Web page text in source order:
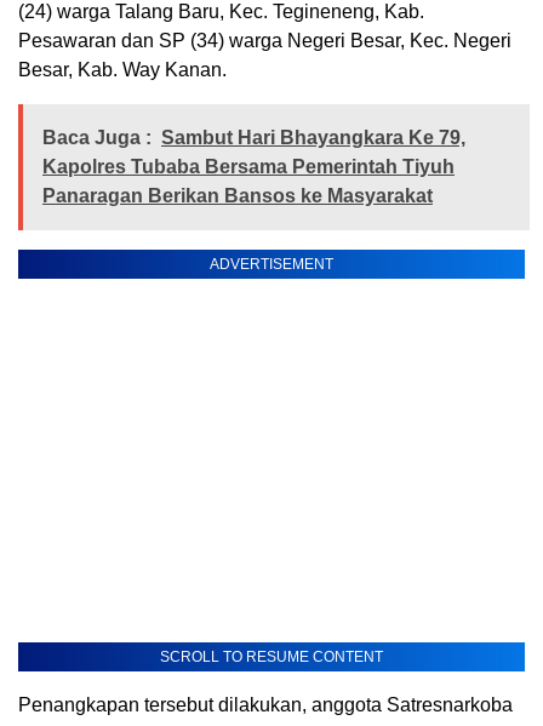
(24) warga Talang Baru, Kec. Tegineneng, Kab.
Pesawaran dan SP (34) warga Negeri Besar, Kec. Negeri
Besar, Kab. Way Kanan.
Baca Juga : Sambut Hari Bhayangkara Ke 79,
Kapolres Tubaba Bersama Pemerintah Tiyuh
Panaragan Berikan Bansos ke Masyarakat
ADVERTISEMENT
SCROLL TO RESUME CONTENT
Penangkapan tersebut dilakukan, anggota Satresnarkoba